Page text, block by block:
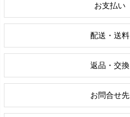
お支払い
配送・送料
返品・交換
お問合せ先